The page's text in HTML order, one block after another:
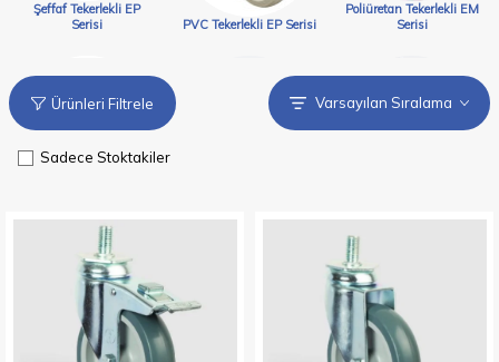
Şeffaf Tekerlekli EP
Serisi
PVC Tekerlekli EP Serisi
Poliüretan Tekerlekli EM
Serisi
Serisi
Serisi
EM Serisi
Ürünleri Filtrele
Sadece Stoktakiler